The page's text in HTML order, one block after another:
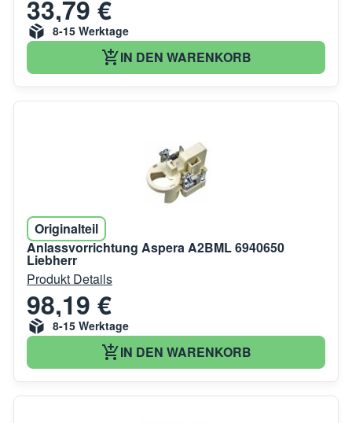
33,79 €
8-15 Werktage
IN DEN WARENKORB
Originalteil
Anlassvorrichtung Aspera A2BML 6940650
Liebherr
Produkt Details
98,19 €
8-15 Werktage
IN DEN WARENKORB